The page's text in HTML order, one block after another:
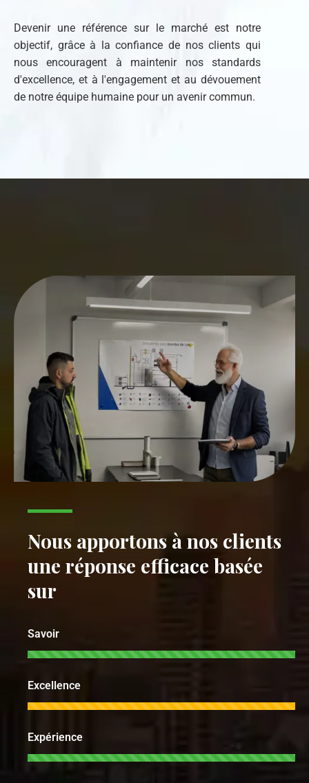
Devenir une référence sur le marché est notre
objectif, grâce à la confiance de nos clients qui
nous encouragent à maintenir nos standards
d'excellence, et à l'engagement et au dévouement
de notre équipe humaine pour un avenir commun.
Nous apportons à nos clients
une réponse efficace basée
sur
Savoir
Excellence
Expérience